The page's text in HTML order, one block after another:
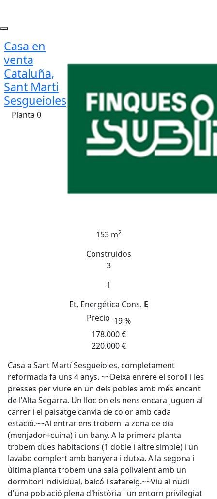
Casa en
venta
Cataluña,
Sant Marti
Sesgueioles
Planta 0
153 m2
Construidos
3
1
Et. Energética Cons. E
Precio 19 %
178.000 €
220.000 €
Casa a Sant Martí Sesgueioles, completament
reformada fa uns 4 anys. ~~Deixa enrere el soroll i les
presses per viure en un dels pobles amb més encant
de l'Alta Segarra. Un lloc on els nens encara juguen al
carrer i el paisatge canvia de color amb cada
estació.~~Al entrar ens trobem la zona de dia
(menjador+cuina) i un bany. ⁠A la primera planta
trobem dues habitacions (1 doble i altre simple) i un
lavabo complert amb banyera i dutxa. ⁠A la segona i
última planta trobem una sala polivalent amb un
dormitori individual, balcó i safareig.~~Viu al nucli
d'una població plena d'història i un entorn privilegiat